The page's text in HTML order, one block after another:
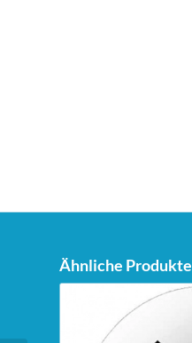
Ähnliche Produkte